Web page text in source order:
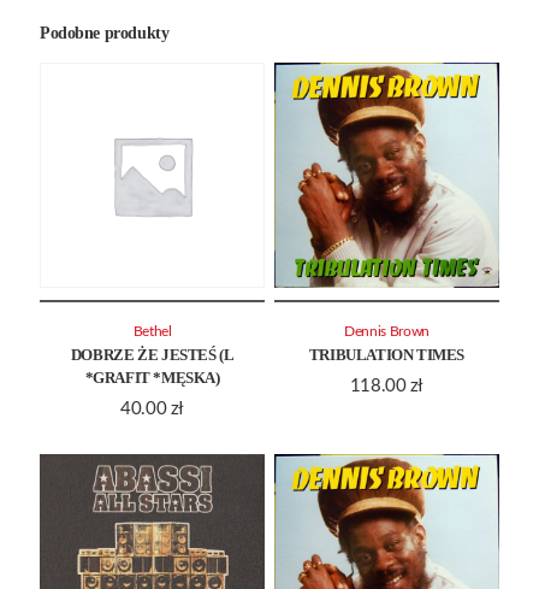
Podobne produkty
DOBRZE ŻE JESTEŚ (L
*GRAFIT *MĘSKA)
40.00 zł
Bethel
TRIBULATION TIMES
118.00 zł
Dennis Brown